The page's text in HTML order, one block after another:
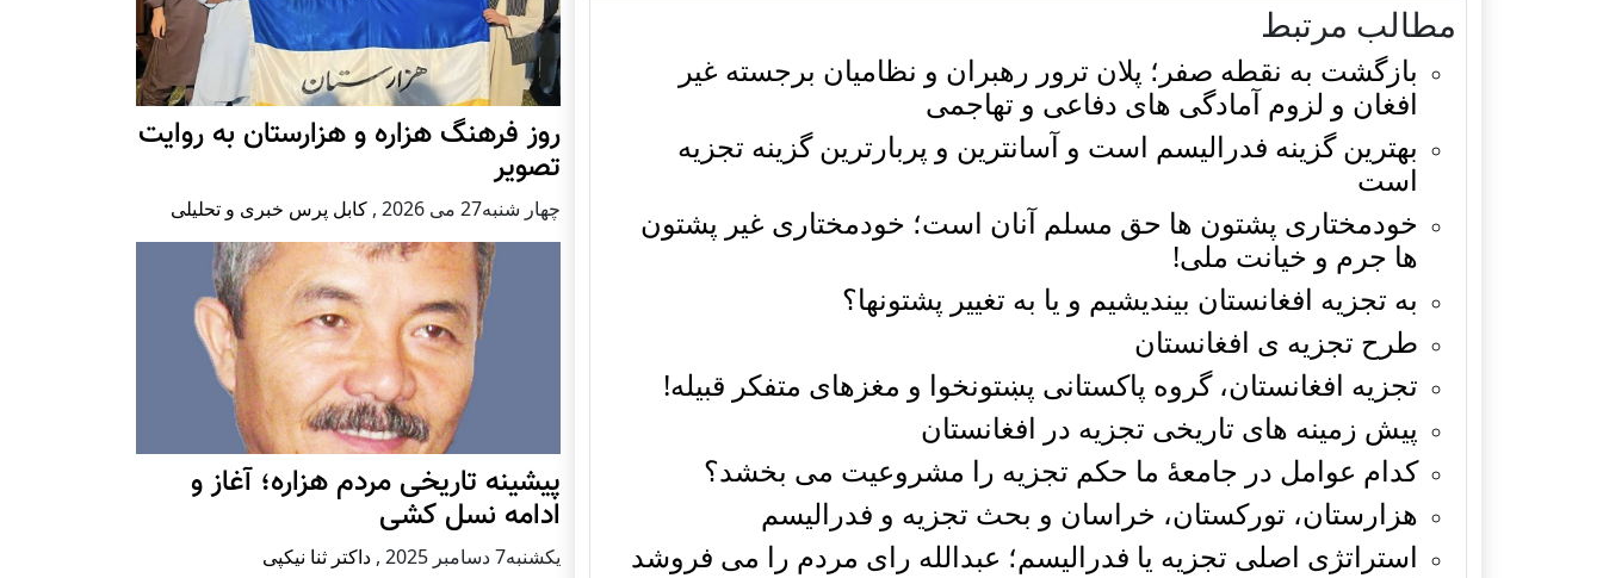
مطالب مرتبط
بازگشت به نقطه صفر؛ پلان ترور رهبران و نظامیان برجسته غیر
افغان و لزوم آمادگی های دفاعی و تهاجمی
بهترین گزینه فدرالیسم است و آسانترين و پربارترين گزینه تجزیه
است
خودمختاری پشتون ها حق مسلم آنان است؛ خودمختاری غیر پشتون
ها جرم و خیانت ملی!
به تجزیه افغانستان بیندیشیم و یا به تغییر پشتونها؟
طرح تجزیه ی افغانستان
تجزیه افغانستان، گروه پاکستانی پښتونخوا و مغزهای متفکر قبیله!
پیش زمینه های تاریخی تجزیه در افغانستان
کدام عوامل در جامعۀ ما حکم تجزیه را مشروعیت می بخشد؟
هزارستان، تورکستان، خراسان و بحث تجزیه و فدرالیسم
استراتژی اصلی تجزیه یا فدرالیسم؛ عبدالله رای مردم را می فروشد
روز فرهنگ هزاره و هزارستان به روایت
تصویر
چهار شنبه27 می 2026 , کابل پرس خبری و تحلیلی
پيشينه تاريخی مردم هزاره؛ آغاز و
ادامه نسل کشی
يكشنبه7 دسامبر 2025 , داکتر ثنا نیکپی